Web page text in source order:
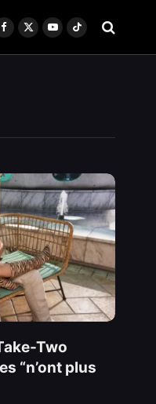
Facebook
X
YouTubeTikTok
Two
“n’ont plus